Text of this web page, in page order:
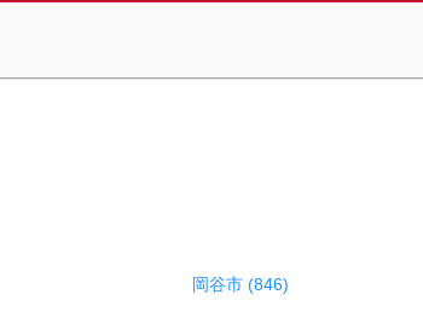
岡谷市 (846)